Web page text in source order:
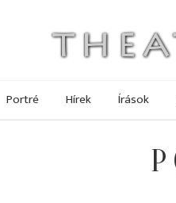
Portré Hírek Írások